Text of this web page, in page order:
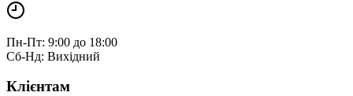
Пн-Пт: 9:00 до 18:00
Сб-Нд: Вихідний
Клієнтам